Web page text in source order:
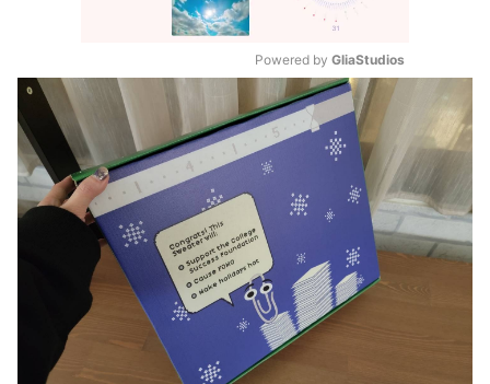
Mute
Powered by GliaStudios